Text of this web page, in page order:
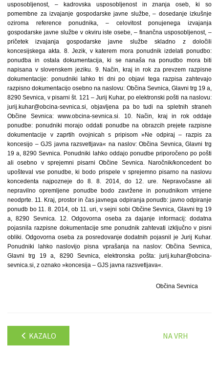
usposobljenost, – kadrovska usposobljenost in znanja oseb, ki so
pomembne za izvajanje gospodarske javne službe, – dosedanje izkušnje
oziroma reference ponudnika, – celovitost ponujenega izvajanja
gospodarske javne službe v okviru iste osebe, – finančna usposobljenost, –
pričetek izvajanja gospodarske javne službe skladno z določili
koncesijskega akta. 8. Jezik, v katerem mora ponudnik izdelati ponudbo:
ponudba in ostala dokumentacija, ki se nanaša na ponudbo mora biti
napisana v slovenskem jeziku. 9. Način, kraj in rok za prevzem razpisne
dokumentacije: ponudniki lahko tri dni po objavi tega razpisa zahtevajo
razpisno dokumentacijo osebno na naslovu: Občina Sevnica, Glavni trg 19 a,
8290 Sevnica, v pisarni št. 121 – Jurij Kuhar, po elektronski pošti na naslovu:
jurij.kuhar@obcina-sevnica.si, objavljena pa bo tudi na spletnih straneh
Občine Sevnica: www.obcina-sevnica.si. 10. Način, kraj in rok oddaje
ponudbe: ponudniki morajo oddati ponudbe na obrazcih prejete razpisne
dokumentacije v zaprtih ovojnicah s pripisom »Ne odpiraj – razpis za
koncesijo – GJS javna razsvetljava« na naslov: Občina Sevnica, Glavni trg
19 a, 8290 Sevnica. Ponudniki lahko oddajo ponudbe priporočeno po pošti
ali osebno v sprejemni pisarni Občine Sevnica. Naročnik/koncedent bo
upošteval vse ponudbe, ki bodo prispele v sprejemno pisarno na naslovu
koncedenta najpozneje do 8. 8. 2014, do 12. ure. Nepravočasne ali
nepravilno opremljene ponudbe bodo zavržene in ponudnikom vrnjene
neodprte. 11. Kraj, prostor in čas javnega odpiranja ponudb: javno odpiranje
ponudb bo 11. 8. 2014, ob 11. uri, v sejni sobi Občine Sevnica, Glavni trg 19
a, 8290 Sevnica. 12. Odgovorna oseba za dajanje informacij: dodatna
pojasnila razpisne dokumentacije sme ponudnik zahtevati izključno v pisni
obliki. Odgovorna oseba za posredovanje dodatnih pojasnil je Jurij Kuhar.
Ponudniki lahko naslovijo pisna vprašanja na naslov: Občina Sevnica,
Glavni trg 19 a, 8290 Sevnica, elektronska pošta: jurij.kuhar@obcina-
sevnica.si, z oznako »koncesija – GJS javna razsvetljava«.
Občina Sevnica
KAZALO NA VRH